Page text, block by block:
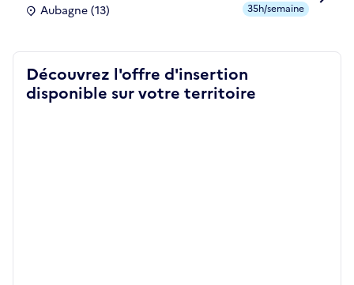
Aubagne (13)
35h/semaine
Découvrez l'offre d'insertion
disponible sur votre territoire